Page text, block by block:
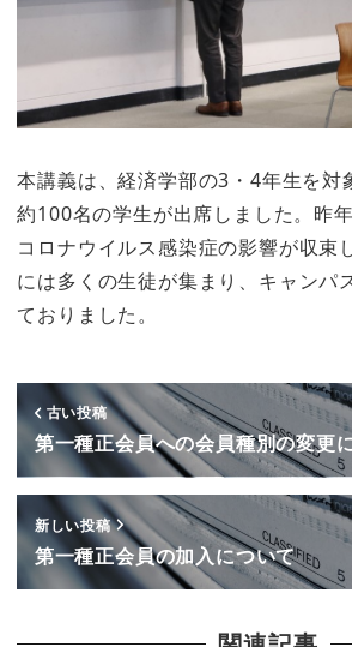
本講義は、経済学部の3・4年生を対
約100名の学生が出席しました。昨
コロナウイルス感染症の影響が収束
には多くの生徒が集まり、キャンパ
ておりました。
古い投稿
第一種正会員への会員種別の変更
新しい投稿
第一種正会員の加入について